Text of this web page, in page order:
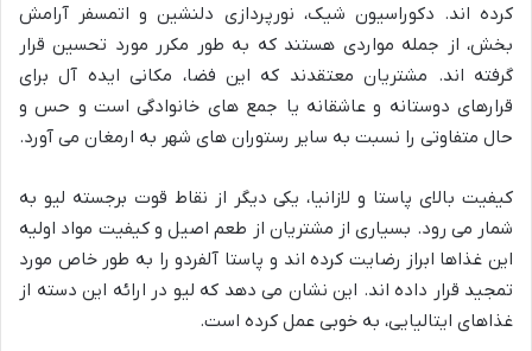
کرده اند. دکوراسیون شیک، نورپردازی دلنشین و اتمسفر آرامش
بخش، از جمله مواردی هستند که به طور مکرر مورد تحسین قرار
گرفته اند. مشتریان معتقدند که این فضا، مکانی ایده آل برای
قرارهای دوستانه و عاشقانه یا جمع های خانوادگی است و حس و
حال متفاوتی را نسبت به سایر رستوران های شهر به ارمغان می آورد.
کیفیت بالای پاستا و لازانیا، یکی دیگر از نقاط قوت برجسته لیو به
شمار می رود. بسیاری از مشتریان از طعم اصیل و کیفیت مواد اولیه
این غذاها ابراز رضایت کرده اند و پاستا آلفردو را به طور خاص مورد
تمجید قرار داده اند. این نشان می دهد که لیو در ارائه این دسته از
غذاهای ایتالیایی، به خوبی عمل کرده است.